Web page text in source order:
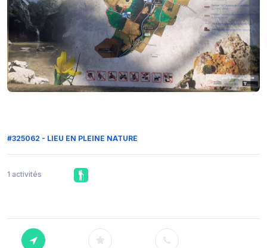
#325062 - LIEU EN PLEINE NATURE
1 activités